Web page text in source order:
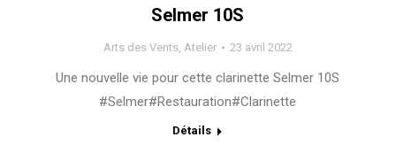
Selmer 10S
Arts des Vents, Atelier 23 avril 2022
Une nouvelle vie pour cette clarinette Selmer 10S
#Selmer#Restauration#Clarinette
Détails